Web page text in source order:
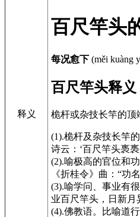
释义
百尺竿头
每况愈下 (měi kuàng
百尺竿头释义
桅杆或杂技长竿的顶
(1).桅杆及杂技长竿
诗云：‘百尺竿头褭
(2).喻极高的官位和
《折桂令》 曲：“功
(3).喻学问、事业有
业百尺竿头，日新月
(4).佛教语。比喻道